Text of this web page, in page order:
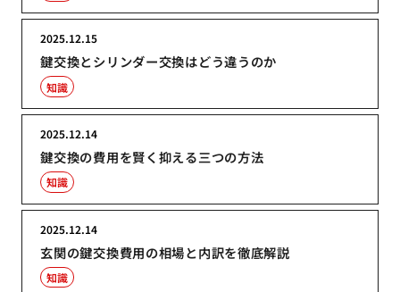
鍵交換とシリンダー交換はどう違うのか
2025.12.15
知識
鍵交換の費用を賢く抑える三つの方法
2025.12.14
知識
玄関の鍵交換費用の相場と内訳を徹底解説
2025.12.14
知識